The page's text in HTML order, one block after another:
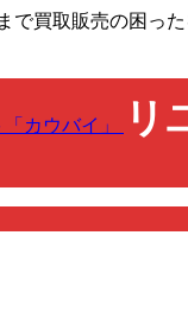
で買取販売の困
リ